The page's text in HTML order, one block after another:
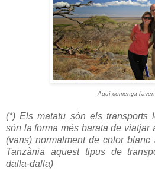
Aquí comença
(*) Els matatu són els transports
són la forma més barata de viatjar
(vans) normalment de color
Tanzània aquest tipus de
dalla-dalla)